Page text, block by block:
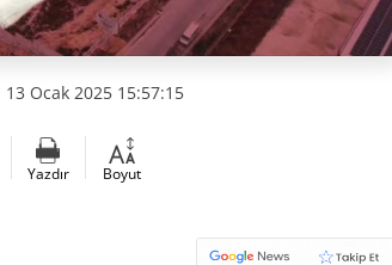
13 Ocak 2025 15:57:15
Yazdır Boyut